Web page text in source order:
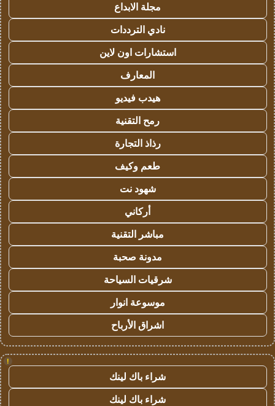
مجلة الابداع
نادي الترددات
استشارات اون لاين
المعارف
هيدب فيديو
رمح التقنية
رذاذ التجارة
طعم وكيف
شهود نت
أركاني
مباشر التقنية
مدونة صحبة
شرقيات السياحة
موسوعة انوار
اشراق الأرباح
!
شراء باك لينك
شراء باك لينك